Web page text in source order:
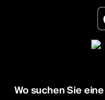
Wo suchen Sie